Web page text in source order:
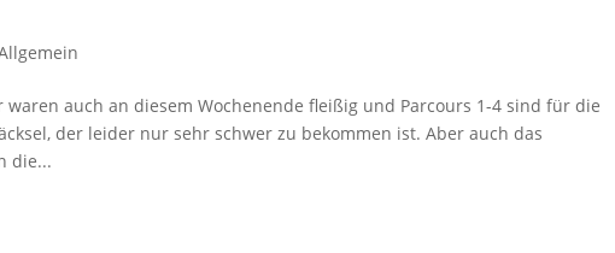
waren auch an diesem Wochenende fleißig und Parcours 1-4 sind für die
der leider nur sehr schwer zu bekommen ist. Aber auch das
die...